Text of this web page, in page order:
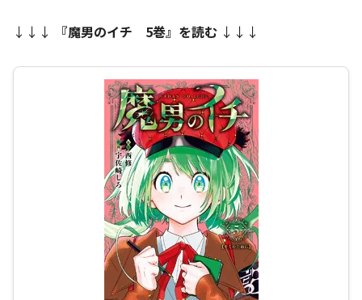
↓↓↓ 『魔男のイチ 5巻』を読む ↓↓↓